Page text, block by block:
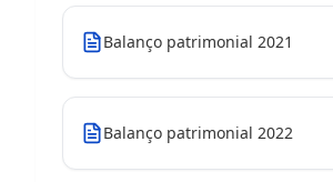
Balanço patrimonial 2021
Balanço patrimonial 2022